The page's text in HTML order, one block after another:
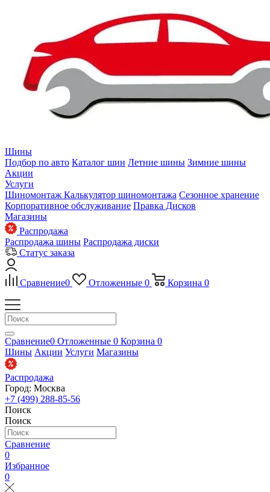
Шины
Подбор по авто Каталог шин Летние шины Зимние шины
Акции
Услуги
Шиномонтаж Калькулятор шиномонтажа Сезонное хранение
Корпоративное обслуживание Правка Дисков
Магазины
Распродажа
Распродажа шины Распродажа диски
Статус заказа
Сравнение0 Отложенные 0 Корзина 0
Сравнение0 Отложенные 0 Корзина 0
Шины Акции Услуги Магазины
Распродажа
Город: Москва
+7 (499) 288-85-56
Поиск
Поиск
Сравнение
0
Избранное
0